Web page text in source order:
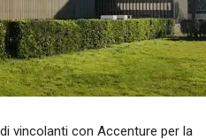
vincolanti con Accenture per la